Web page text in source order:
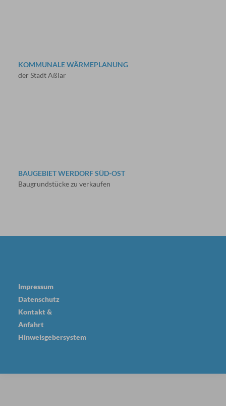
KOMMUNALE WÄRMEPLANUNG
der Stadt Aßlar
BAUGEBIET WERDORF SÜD-OST
Baugrundstücke zu verkaufen
Impressum
Datenschutz
Kontakt &
Anfahrt
Hinweisgebersystem